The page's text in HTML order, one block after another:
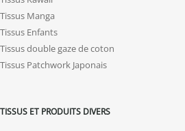
Tissus Manga
Tissus Enfants
Tissus double gaze de coton
Tissus Patchwork Japonais
TISSUS ET PRODUITS DIVERS